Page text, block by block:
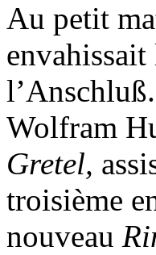
Au petit
Wolfram
Gretel,
troisième
nouveau